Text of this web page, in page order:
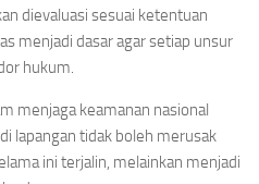
dievaluasi sesuai ketentuan
menjadi dasar agar setiap unsur
hukum.
menjaga keamanan nasional
lapangan tidak boleh merusak
ini terjalin, melainkan menjadi